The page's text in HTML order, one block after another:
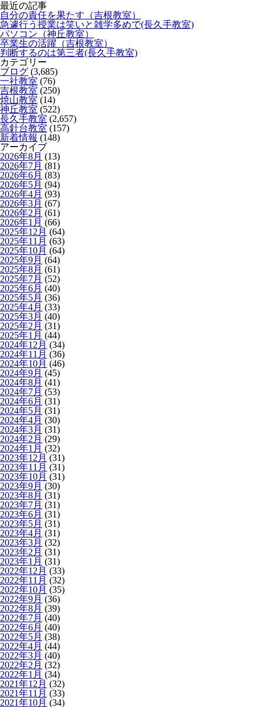
最近の記事
自分の責任を果たす（吉根教室）
急遽行う授業は笑いと雑学多めで(長久手教室)
パソコン（神丘教室）
卒業生の活躍（吉根教室）
判断するのは第三者(長久手教室)
カテゴリー
ブログ (3,685)
一社教室 (76)
吉根教室 (250)
焼山教室 (14)
神丘教室 (522)
長久手教室 (2,657)
高針台教室 (157)
新着情報 (148)
アーカイブ
2026年8月 (13)
2026年7月 (81)
2026年6月 (83)
2026年5月 (94)
2026年4月 (93)
2026年3月 (67)
2026年2月 (61)
2026年1月 (66)
2025年12月 (64)
2025年11月 (63)
2025年10月 (64)
2025年9月 (64)
2025年8月 (61)
2025年7月 (52)
2025年6月 (40)
2025年5月 (36)
2025年4月 (33)
2025年3月 (40)
2025年2月 (31)
2025年1月 (44)
2024年12月 (34)
2024年11月 (36)
2024年10月 (46)
2024年9月 (45)
2024年8月 (41)
2024年7月 (53)
2024年6月 (31)
2024年5月 (31)
2024年4月 (30)
2024年3月 (31)
2024年2月 (29)
2024年1月 (32)
2023年12月 (31)
2023年11月 (31)
2023年10月 (31)
2023年9月 (30)
2023年8月 (31)
2023年7月 (31)
2023年6月 (31)
2023年5月 (31)
2023年4月 (31)
2023年3月 (32)
2023年2月 (31)
2023年1月 (31)
2022年12月 (33)
2022年11月 (32)
2022年10月 (35)
2022年9月 (36)
2022年8月 (39)
2022年7月 (40)
2022年6月 (40)
2022年5月 (38)
2022年4月 (44)
2022年3月 (40)
2022年2月 (32)
2022年1月 (34)
2021年12月 (32)
2021年11月 (33)
2021年10月 (34)